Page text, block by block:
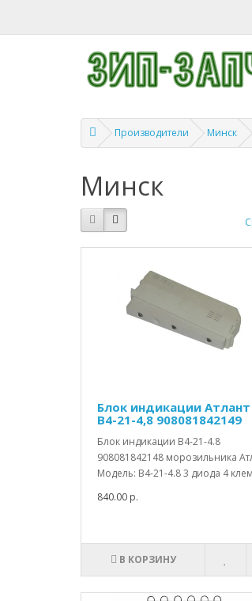
Производители Минск
Минск
Блок индикации Атлант
В4-21-4,8 908081842149
Блок индикации В4-21-4.8
908081842148 морозильника
Модель: В4-21-4.8 3 диода 4
840.00 р.
В КОРЗИНУ